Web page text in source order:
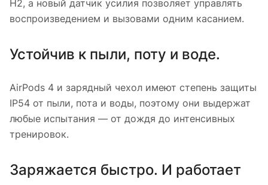
H2, а новый датчик усилия позволяет управлять
воспроизведением и вызовами одним касанием.
Устойчив к пыли, поту и воде.
AirPods 4 и зарядный чехол имеют степень защиты
IP54 от пыли, пота и воды, поэтому они выдержат
любые испытания — от дождя до интенсивных
тренировок.
Заряжается быстро. И работает